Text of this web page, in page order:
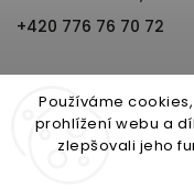
Používáme
prohlížení webu a
zlepšovali jeho
+420 776 76 70 72